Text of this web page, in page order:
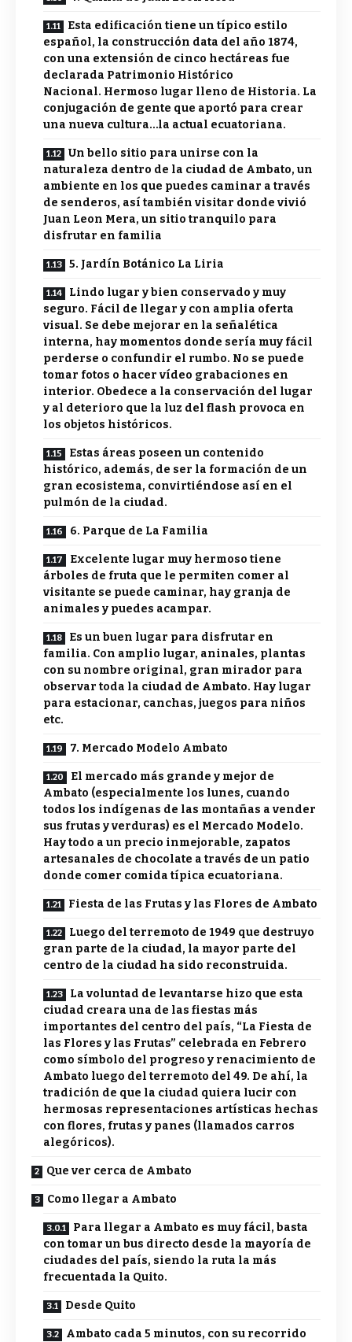
Esta edificación tiene un típico estilo
español, la construcción data del año 1874,
con una extensión de cinco hectáreas fue
declarada Patrimonio Histórico
Nacional. Hermoso lugar lleno de Historia. La
conjugación de gente que aportó para crear
una nueva cultura…la actual ecuatoriana.
Un bello sitio para unirse con la
naturaleza dentro de la ciudad de Ambato, un
ambiente en los que puedes caminar a través
de senderos, así también visitar donde vivió
Juan Leon Mera, un sitio tranquilo para
disfrutar en familia
5. Jardín Botánico La Liria
Lindo lugar y bien conservado y muy
seguro. Fácil de llegar y con amplia oferta
visual. Se debe mejorar en la señalética
interna, hay momentos donde sería muy fácil
perderse o confundir el rumbo. No se puede
tomar fotos o hacer vídeo grabaciones en
interior. Obedece a la conservación del lugar
y al deterioro que la luz del flash provoca en
los objetos históricos.
Estas áreas poseen un contenido
histórico, además, de ser la formación de un
gran ecosistema, convirtiéndose así en el
pulmón de la ciudad.
6. Parque de La Familia
Excelente lugar muy hermoso tiene
árboles de fruta que le permiten comer al
visitante se puede caminar, hay granja de
animales y puedes acampar.
Es un buen lugar para disfrutar en
familia. Con amplio lugar, aninales, plantas
con su nombre original, gran mirador para
observar toda la ciudad de Ambato. Hay lugar
para estacionar, canchas, juegos para niños
etc.
7. Mercado Modelo Ambato
El mercado más grande y mejor de
Ambato (especialmente los lunes, cuando
todos los indígenas de las montañas a vender
sus frutas y verduras) es el Mercado Modelo.
Hay todo a un precio inmejorable, zapatos
artesanales de chocolate a través de un patio
donde comer comida típica ecuatoriana.
Fiesta de las Frutas y las Flores de Ambato
Luego del terremoto de 1949 que destruyo
gran parte de la ciudad, la mayor parte del
centro de la ciudad ha sido reconstruida.
La voluntad de levantarse hizo que esta
ciudad creara una de las fiestas más
importantes del centro del país, “La Fiesta de
las Flores y las Frutas” celebrada en Febrero
como símbolo del progreso y renacimiento de
Ambato luego del terremoto del 49. De ahí, la
tradición de que la ciudad quiera lucir con
hermosas representaciones artísticas hechas
con flores, frutas y panes (llamados carros
alegóricos).
Que ver cerca de Ambato
Como llegar a Ambato
Para llegar a Ambato es muy fácil, basta
con tomar un bus directo desde la mayoría de
ciudades del país, siendo la ruta la más
frecuentada la Quito.
Desde Quito
Ambato cada 5 minutos, con su recorrido